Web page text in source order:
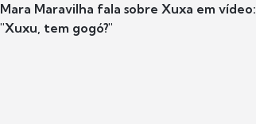
Mara Maravilha fala sobre Xuxa em vídeo:
"Xuxu, tem gogó?"